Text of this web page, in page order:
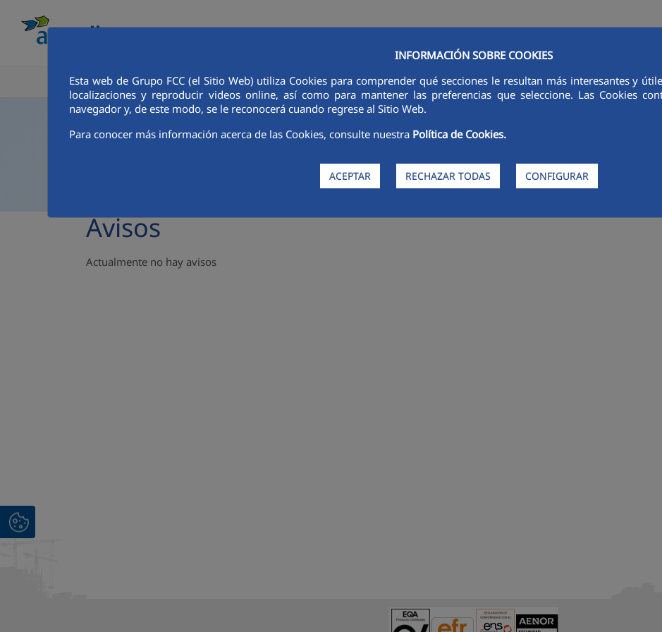
INFORMACIÓN SOBRE COOKIES
Esta web de Grupo FCC (el Sitio Web) utiliza Cookies para comprender qué secciones le resultan más interesantes y
localizaciones y reproducir videos online, así como para mantener las preferencias que seleccione. Las Cookies
navegador y, de este modo, se le reconocerá cuando regrese al Sitio Web.
Para conocer más información acerca de las Cookies, consulte nuestra Política de Cookies.
ACEPTAR RECHAZAR TODAS CONFIGURAR
CONOCE AQUALIA ANALISTAS E INVERSORES INNOVACIÓN DIGITALIZACIÓN SOSTENIBILIDAD ÉTICA E
Avisos
Actualmente no hay avisos